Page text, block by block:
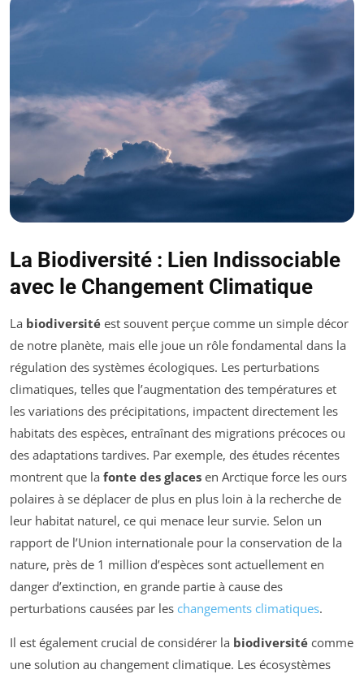
La Biodiversité : Lien Indissociable
avec le Changement Climatique
La biodiversité est souvent perçue comme un simple décor
de notre planète, mais elle joue un rôle fondamental dans la
régulation des systèmes écologiques. Les perturbations
climatiques, telles que l’augmentation des températures et
les variations des précipitations, impactent directement les
habitats des espèces, entraînant des migrations précoces ou
des adaptations tardives. Par exemple, des études récentes
montrent que la fonte des glaces en Arctique force les ours
polaires à se déplacer de plus en plus loin à la recherche de
leur habitat naturel, ce qui menace leur survie. Selon un
rapport de l’Union internationale pour la conservation de la
nature, près de 1 million d’espèces sont actuellement en
danger d’extinction, en grande partie à cause des
perturbations causées par les changements climatiques.
Il est également crucial de considérer la biodiversité comme
une solution au changement climatique. Les écosystèmes